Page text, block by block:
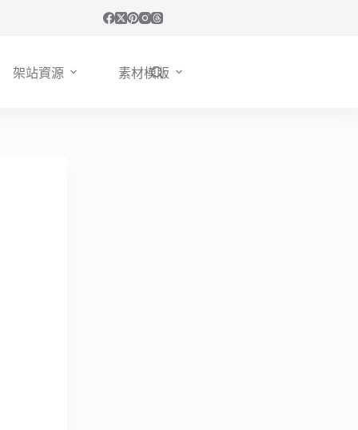
架站資源 素材模版